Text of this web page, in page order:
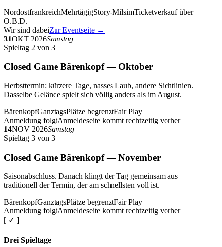
NordostfrankreichMehrtägigStory-MilsimTicketverkauf über
O.B.D.
Wir sind dabeiZur Eventseite →
31OKT 2026Samstag
Spieltag 2 von 3
Closed Game Bärenkopf — Oktober
Herbsttermin: kürzere Tage, nasses Laub, andere Sichtlinien.
Dasselbe Gelände spielt sich völlig anders als im August.
BärenkopfGanztagsPlätze begrenztFair Play
Anmeldung folgtAnmeldeseite kommt rechtzeitig vorher
14NOV 2026Samstag
Spieltag 3 von 3
Closed Game Bärenkopf — November
Saisonabschluss. Danach klingt der Tag gemeinsam aus —
traditionell der Termin, der am schnellsten voll ist.
BärenkopfGanztagsPlätze begrenztFair Play
Anmeldung folgtAnmeldeseite kommt rechtzeitig vorher
[ ✓ ]
Drei Spieltage